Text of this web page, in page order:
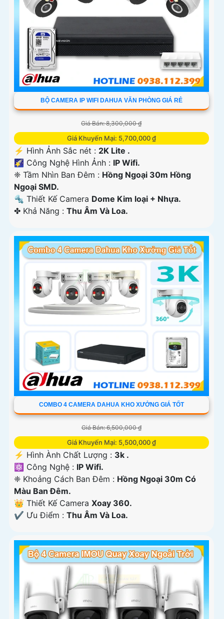
BỘ CAMERA IP WIFI DAHUA VĂN PHÒNG GIÁ RẺ
Giá Bán: 8,300,000 ₫
Giá Khuyến Mại: 5,700,000 ₫
️⚡ Hình Ảnh Sắc nét : 2K Lite .
🌠 Công Nghệ Hình Ảnh : IP Wifi.
❈ Tầm Nhìn Ban Đêm : Hồng Ngoại 30m Hồng
Ngoại SMD.
🔩 Thiết Kế Camera Dome Kim loại + Nhựa.
️✤ Khả Năng : Thu Âm Và Loa.
COMBO 4 CAMERA DAHUA KHO XƯỞNG GIÁ TỐT
Giá Bán: 6,500,000 ₫
Giá Khuyến Mại: 5,500,000 ₫
️⚡ Hình Ành Chất Lượng : 3k .
⚛️ Công Nghệ : IP Wifi.
❈ Khoảng Cách Ban Đêm : Hồng Ngoại 30m Có
Màu Ban Ðêm.
👑 Thiết Kế Camera Xoay 360.
️✔️ Ưu Điểm : Thu Âm Và Loa.